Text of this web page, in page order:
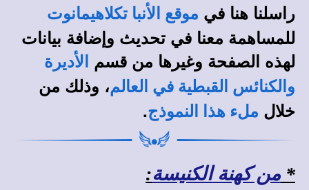
راسلنا هنا في موقع الأنبا تكلاهيمانوت
للمساهمة معنا في تحديث وإضافة بيانات
لهذه الصفحة وغيرها من قسم
الأديرة
والكنائس القبطية في العالم، وذلك من
خلال ملء هذا النموذج.
* من كهنة الكنيسة: